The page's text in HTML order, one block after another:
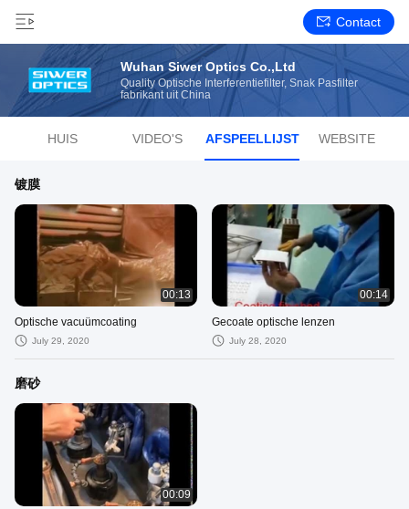
Contact
Wuhan Siwer Optics Co.,Ltd
Quality Optische Interferentiefilter, Snak Pasfilter
fabrikant uit China
HUIS VIDEO'S AFSPEELLIJST WEBSITE
镀膜
00:13
Optische vacuümcoating
July 29, 2020
00:14
Gecoate optische lenzen
July 28, 2020
磨砂
00:09